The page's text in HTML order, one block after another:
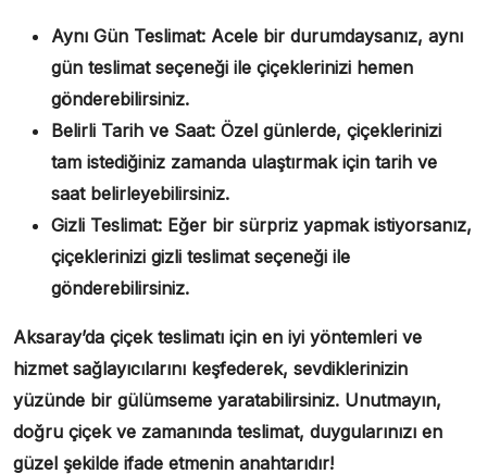
Aynı Gün Teslimat: Acele bir durumdaysanız, aynı
gün teslimat seçeneği ile çiçeklerinizi hemen
gönderebilirsiniz.
Belirli Tarih ve Saat: Özel günlerde, çiçeklerinizi
tam istediğiniz zamanda ulaştırmak için tarih ve
saat belirleyebilirsiniz.
Gizli Teslimat: Eğer bir sürpriz yapmak istiyorsanız,
çiçeklerinizi gizli teslimat seçeneği ile
gönderebilirsiniz.
Aksaray’da çiçek teslimatı için en iyi yöntemleri ve
hizmet sağlayıcılarını keşfederek, sevdiklerinizin
yüzünde bir gülümseme yaratabilirsiniz. Unutmayın,
doğru çiçek ve zamanında teslimat, duygularınızı en
güzel şekilde ifade etmenin anahtarıdır!